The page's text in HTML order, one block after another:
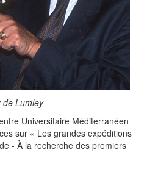
de Lumley -
Universitaire Méditerranéen
sur « Les grandes expéditions
- À la recherche des premiers